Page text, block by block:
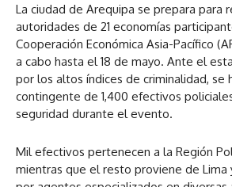
La ciudad de Arequipa se prepara para
autoridades de 21 economías
Cooperación Económica Asia-Pacífico
a cabo hasta el 18 de mayo. Ante el
por los altos índices de criminalidad, se
contingente de 1,400 efectivos
seguridad durante el evento.
Mil efectivos pertenecen a la Región
mientras que el resto proviene de Lima